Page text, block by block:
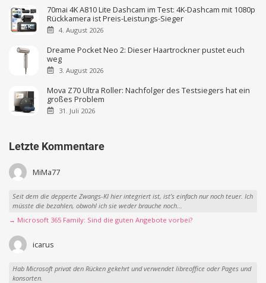
70mai 4K A810 Lite Dashcam im Test: 4K-Dashcam mit 1080p
Rückkamera ist Preis-Leistungs-Sieger
4. August 2026
Dreame Pocket Neo 2: Dieser Haartrockner pustet euch
weg
3. August 2026
Mova Z70 Ultra Roller: Nachfolger des Testsiegers hat ein
großes Problem
31. Juli 2026
Letzte Kommentare
MiMa77
Seit dem die depperte Zwangs-KI hier integriert ist, ist’s einfach nur noch teuer. Ich
müsste die bezahlen, obwohl ich sie weder brauche noch...
→ Microsoft 365 Family: Sind die guten Angebote vorbei?
icarus
Hab Microsoft privat den Rücken gekehrt und verwendet libreoffice oder Pages und
konsorten.